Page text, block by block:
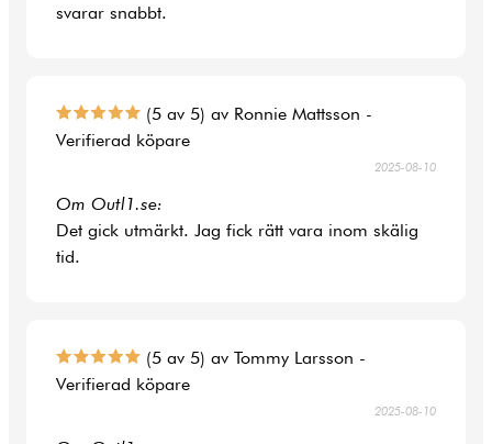
svarar snabbt.
(5 av 5) av Ronnie Mattsson -
Verifierad köpare
2025-08-10
Om Outl1.se:
Det gick utmärkt. Jag fick rätt vara inom skälig
tid.
(5 av 5) av Tommy Larsson -
Verifierad köpare
2025-08-10